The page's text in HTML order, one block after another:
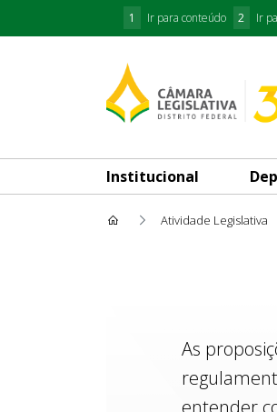
1 Ir para conteúdo 2 Ir
Institucional
Atividade Legislativa
As
entender